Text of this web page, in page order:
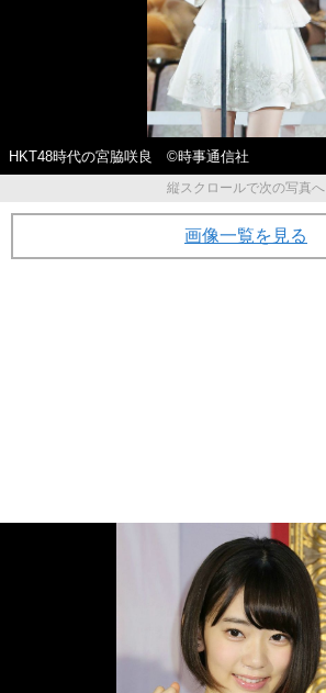
HKT48時代の宮脇咲良 ©時事通信社
縦スクロールで次の写真へ
画像一覧を見る